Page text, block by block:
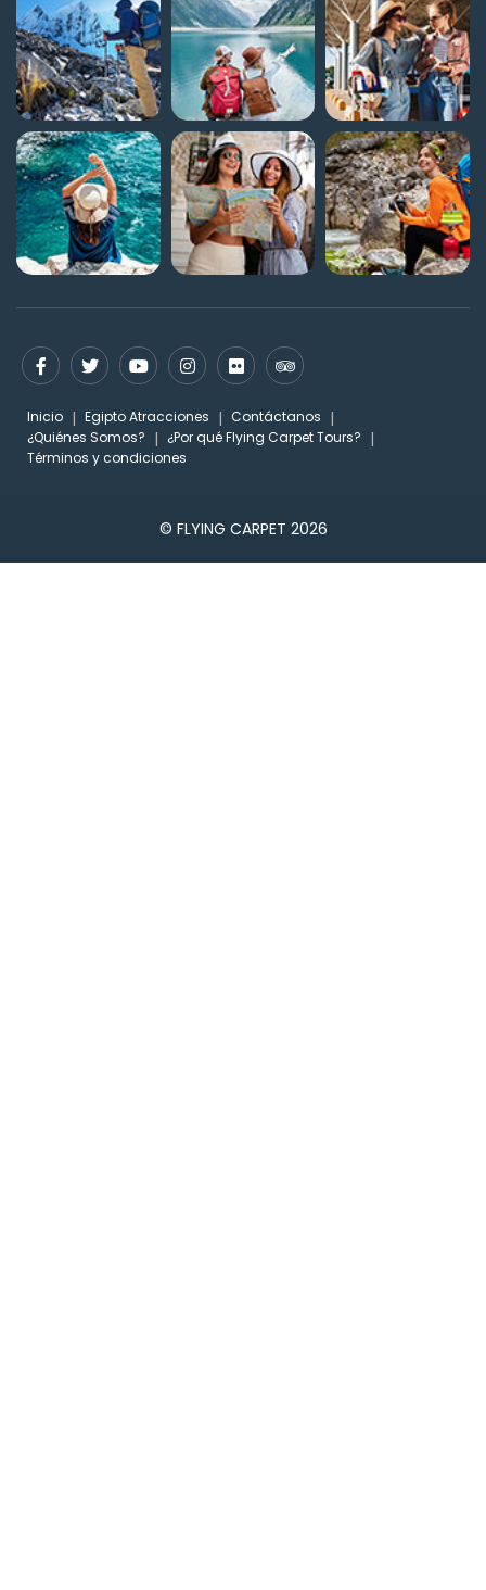
Inicio Egipto Atracciones
Contáctanos
¿Quiénes Somos?
¿Por qué Flying Carpet Tours?
Términos y condiciones
© FLYING CARPET 2026